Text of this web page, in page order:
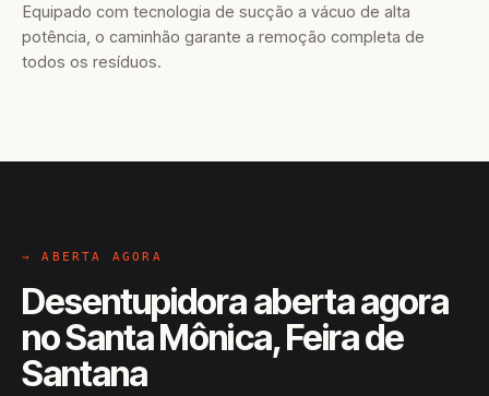
Equipado com tecnologia de sucção a vácuo de alta
potência, o caminhão garante a remoção completa de
todos os resíduos.
→ ABERTA AGORA
Desentupidora aberta agora
no Santa Mônica, Feira de
Santana